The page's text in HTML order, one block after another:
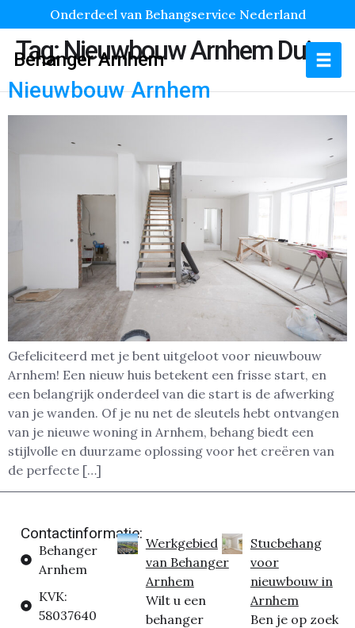
Onderdeel van Behangservice Nederland
Behanger Arnhem
Tag:Nieuwbouw Arnhem Duin
Nieuwbouw Arnhem
Gefeliciteerd met je bent uitgeloot voor nieuwbouw
Arnhem! Een nieuw huis betekent een frisse start, en
een belangrijk onderdeel van die start is de afwerking
van je wanden. Of je nu net de sleutels hebt ontvangen
van je nieuwe woning in Arnhem, behang biedt een
stijlvolle en duurzame oplossing voor het creëren van
de perfecte […]
Contactinformatie:
Behanger
Arnhem
KVK:
58037640
Werkgebied
van Behanger
Arnhem
Wilt u een
behanger
Stucbehang
voor
nieuwbouw in
Arnhem
Ben je op zoek